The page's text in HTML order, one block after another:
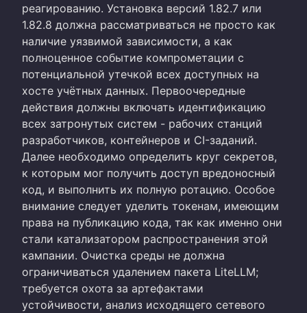
реагированию. Установка версий 1.82.7 или
1.82.8 должна рассматриваться не просто как
наличие уязвимой зависимости, а как
полноценное событие компрометации с
потенциальной утечкой всех доступных на
хосте учётных данных. Первоочередные
действия должны включать идентификацию
всех затронутых систем - рабочих станций
разработчиков, контейнеров и CI-заданий.
Далее необходимо определить круг секретов,
к которым мог получить доступ вредоносный
код, и выполнить их полную ротацию. Особое
внимание следует уделить токенам, имеющим
права на публикацию кода, так как именно они
стали катализатором распространения этой
кампании. Очистка среды не должна
ограничиваться удалением пакета LiteLLM;
требуется охота за артефактами
устойчивости, анализ исходящего сетевого